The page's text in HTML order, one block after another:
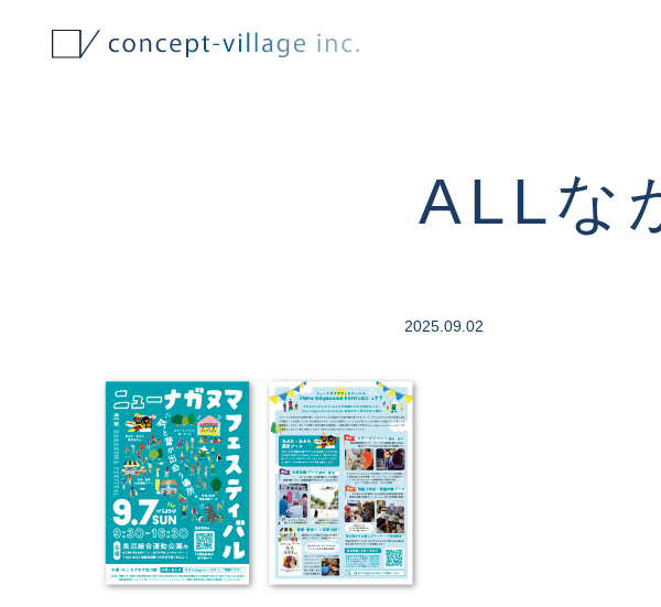
ALLな
2025.09.02